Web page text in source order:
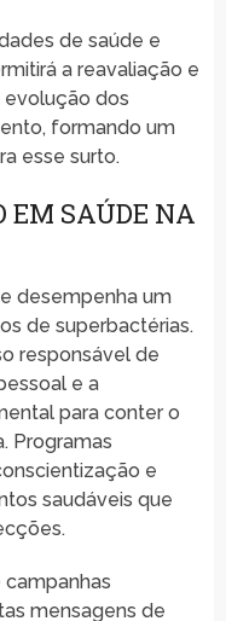
de saúde e
a reavaliação e
dos
formando um
esse surto.
EM SAÚDE NA
desempenha um
de superbactérias.
responsável de
e a
para conter o
Programas
e
saudáveis que
mensagens de